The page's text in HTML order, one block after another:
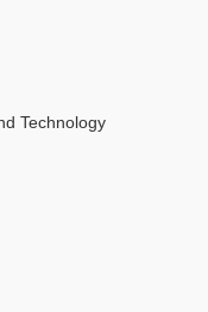
Technology